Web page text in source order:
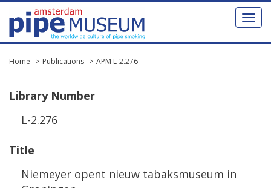
Toggle
Home Publications APM L-2.276
Library Number
L-2.276
Title
Niemeyer opent nieuw tabaksmuseum in